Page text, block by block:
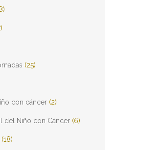
(25)
con cáncer (2)
del Niño con Cáncer (6)
(18)